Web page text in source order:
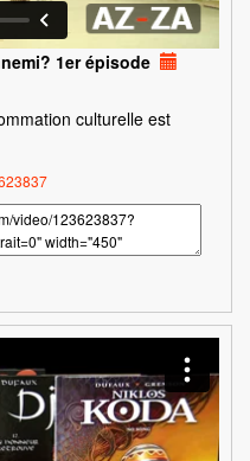
1er épisode
culturelle est